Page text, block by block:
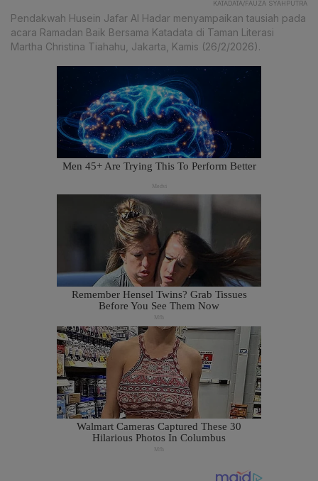
KATADATA/FAUZA SYAHPUTRA
Pendakwah Husein Jafar Al Hadar menyampaikan tausiah pada
acara Ramadan Baik Bersama Katadata di Taman Literasi
Martha Christina Tiahahu, Jakarta, Kamis (26/2/2026).